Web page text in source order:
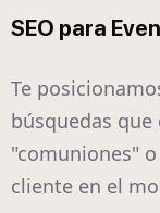
SEO para
Te
búsquedas
"comuniones"
cliente en el